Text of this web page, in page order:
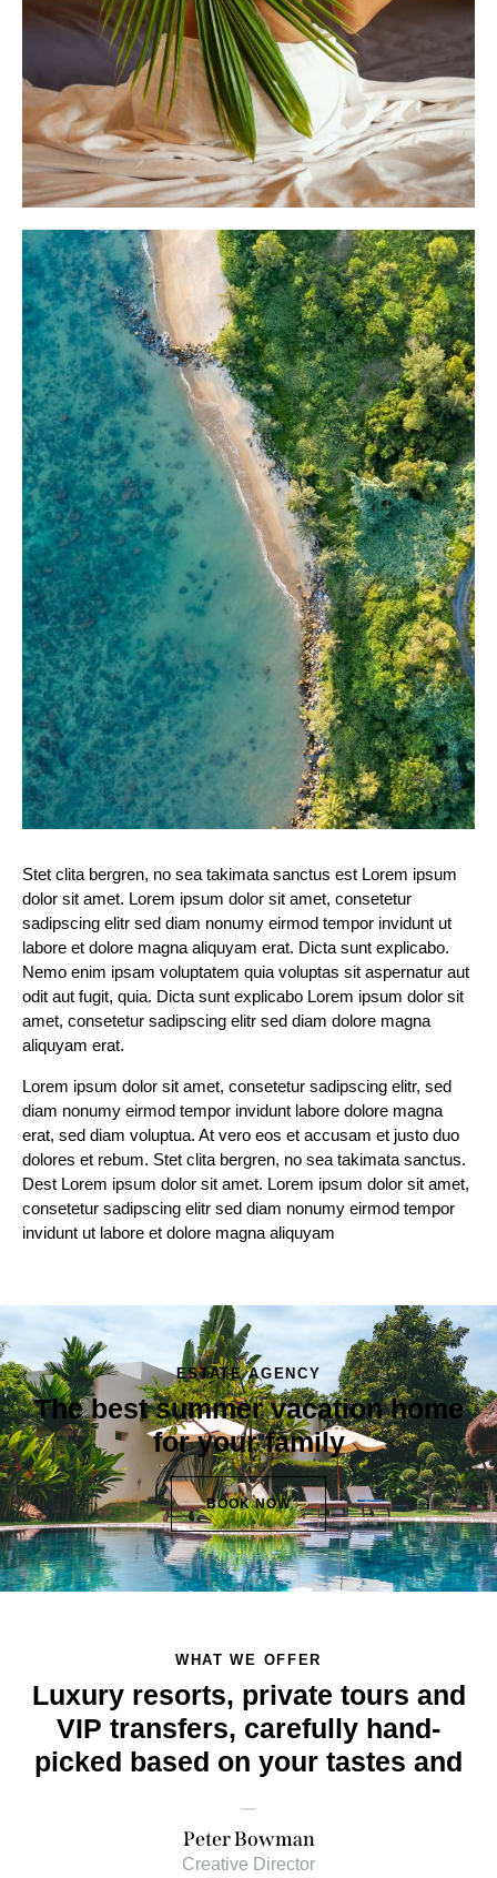
Stet clita bergren, no sea takimata sanctus est Lorem ipsum
dolor sit amet. Lorem ipsum dolor sit amet, consetetur
sadipscing elitr sed diam nonumy eirmod tempor invidunt ut
labore et dolore magna aliquyam erat. Dicta sunt explicabo.
Nemo enim ipsam voluptatem quia voluptas sit aspernatur aut
odit aut fugit, quia. Dicta sunt explicabo Lorem ipsum dolor sit
amet, consetetur sadipscing elitr sed diam dolore magna
aliquyam erat.
Lorem ipsum dolor sit amet, consetetur sadipscing elitr, sed
diam nonumy eirmod tempor invidunt labore dolore magna
erat, sed diam voluptua. At vero eos et accusam et justo duo
dolores et rebum. Stet clita bergren, no sea takimata sanctus.
Dest Lorem ipsum dolor sit amet. Lorem ipsum dolor sit amet,
consetetur sadipscing elitr sed diam nonumy eirmod tempor
invidunt ut labore et dolore magna aliquyam
ESTATE AGENCY
The best summer vacation home
for your family
BOOK NOW
WHAT WE OFFER
Luxury resorts, private tours and
VIP transfers, carefully hand-
picked based on your tastes and
Peter Bowman
Creative Director